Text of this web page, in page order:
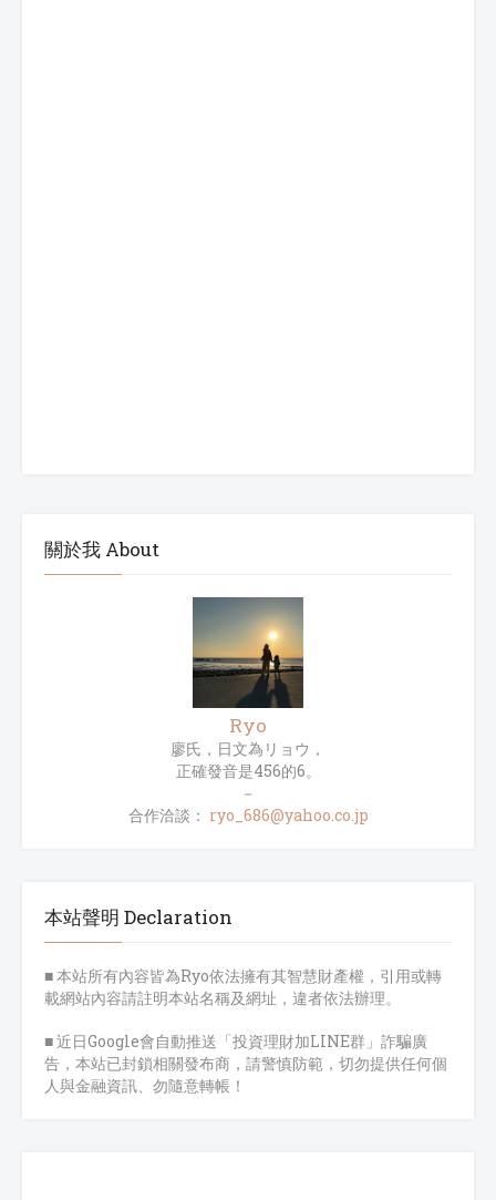
關於我 About
Ryo
廖氏，日文為リョウ，
正確發音是456的6。
－
合作洽談： ryo_686@yahoo.co.jp
本站聲明 Declaration
■ 本站所有內容皆為Ryo依法擁有其智慧財產權，引用或轉
載網站內容請註明本站名稱及網址，違者依法辦理。
■ 近日Google會自動推送「投資理財加LINE群」詐騙廣
告，本站已封鎖相關發布商，請警慎防範，切勿提供任何個
人與金融資訊、勿隨意轉帳！